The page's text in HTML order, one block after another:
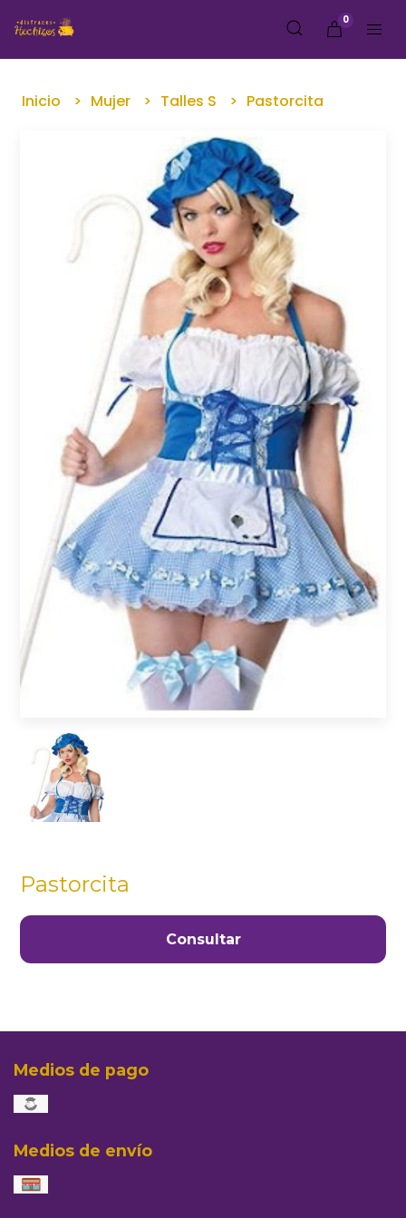
0
Inicio Mujer Talles S Pastorcita
Pastorcita
Consultar
Medios de pago
Medios de envío